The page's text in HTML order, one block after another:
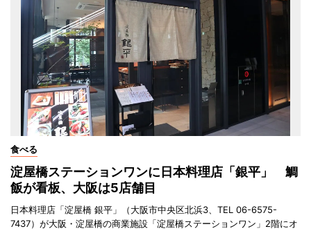
食べる
淀屋橋ステーションワンに日本料理店「銀平」 鯛
飯が看板、大阪は5店舗目
日本料理店「淀屋橋 銀平」（大阪市中央区北浜3、TEL 06-6575-
7437）が大阪・淀屋橋の商業施設「淀屋橋ステーションワン」2階にオ